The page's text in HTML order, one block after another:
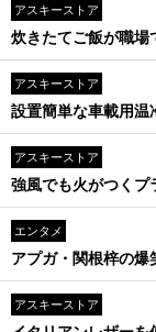
アスキーストア
炊きたてご飯が職場
アスキーストア
設置簡単な車載用温
アスキーストア
強風でも火がつくプ
エンタメ
アプガ・関根梓の爆
アスキーストア